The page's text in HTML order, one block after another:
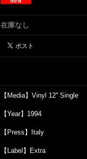
在庫なし
【Media】Vinyl 12'' Single
【Year】1994
【Press】Italy
【Label】Extra